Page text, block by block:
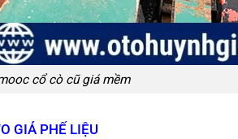
cổ cò cũ giá mềm
GIÁ PHẾ LIỆU